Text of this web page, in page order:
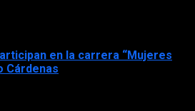
en la carrera “Mujeres
Cárdenas